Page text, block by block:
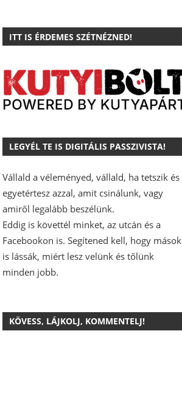
ITT IS ÉRDEMES SZÉTNÉZNED!
LEGYÉL TE IS DIGITÁLIS PASSZIVISTA!
Vállald a véleményed, vállald, ha tetszik és
egyetértesz azzal, amit csinálunk, vagy
amiről legalább beszélünk.
Eddig is követtél minket, az utcán és a
Facebookon is. Segítened kell, hogy mások
is lássák, miért lesz velünk és tőlünk
minden jobb.
KÖVESS, LÁJKOLJ, KOMMENTELJ!